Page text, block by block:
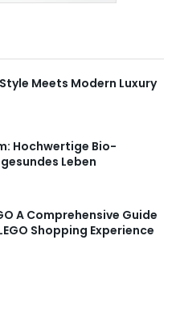
Meets Modern Luxury
Hochwertige Bio-
Leben
A Comprehensive Guide
Shopping Experience